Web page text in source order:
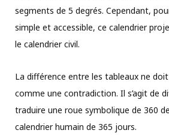
segments de 5 degrés. Cependant,
simple et accessible, ce calendrier
le calendrier civil.
La différence entre les tableaux ne
comme une contradiction. Il s’agit de
traduire une roue symbolique de 360
calendrier humain de 365 jours.